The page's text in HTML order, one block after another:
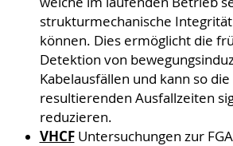
strukturmechanische
können. Dies ermöglicht die
Detektion von
Kabelausfällen und kann so
resultierenden Ausfallzeiten
reduzieren.
VHCFUntersuchungen zur